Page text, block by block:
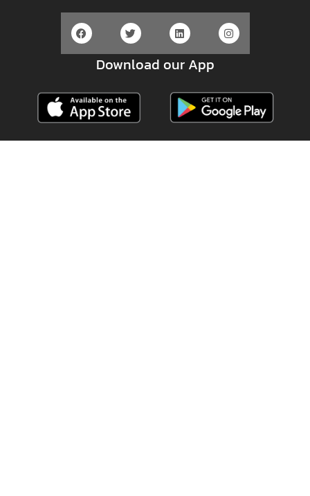
Download our App